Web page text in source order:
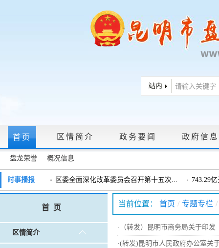
首页 区情简介 政务要闻 政府信
盘龙荣誉 概况信息
政府信息公开指南 | 政府信息公开制度 | 政策文件 法定主动公
常见问题问答
调查征集 做好“六稳”工作 落实“六保”任务 | 公共卫生知识普及
时事播报 区委全面深化改革委员会召开第十五次... 743.29
戴惠明调研辖区汽车企业 戴惠明
盘龙区委2026年度巡察工作会暨十三届...
戴惠明调研白沙河社区治理和东白沙河... 戴惠明
首 页
区情简介
当前位置： 首页 / 专题专栏 /
· （转发）昆明市商务局关于印
·(转发)昆明市人民政府办公室关